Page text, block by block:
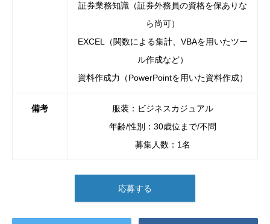
証券業務知識（証券外務員の資格を保ありな
ら尚可）
EXCEL（関数による集計、VBAを用いたツー
ル作成など）
資料作成力（PowerPointを用いた資料作成）
備考
服装：ビジネスカジュアル
年齢/性別：30歳位まで/不問
募集人数：1名
応募する